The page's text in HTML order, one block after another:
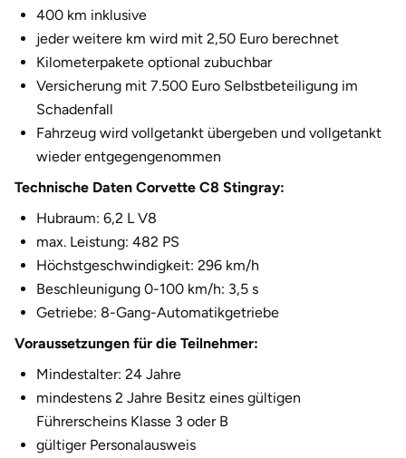
400 km inklusive
jeder weitere km wird mit 2,50 Euro berechnet
Kilometerpakete optional zubuchbar
Versicherung mit 7.500 Euro Selbstbeteiligung im
Schadenfall
Fahrzeug wird vollgetankt übergeben und vollgetankt
wieder entgegengenommen
Technische Daten Corvette C8 Stingray:
Hubraum: 6,2 L V8
max. Leistung: 482 PS
Höchstgeschwindigkeit: 296 km/h
Beschleunigung 0-100 km/h: 3,5 s
Getriebe: 8-Gang-Automatikgetriebe
Voraussetzungen für die Teilnehmer:
Mindestalter: 24 Jahre
mindestens 2 Jahre Besitz eines gültigen
Führerscheins Klasse 3 oder B
gültiger Personalausweis
Gersfeld
Gotha
Göppingen
Görlitz
Hamburg
Hanau
Hannover
Haßfurt
Heidelberg